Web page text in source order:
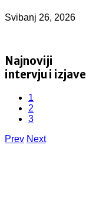
Svibanj 26, 2026
Najnoviji
intervju i izjave
1
2
3
Prev Next